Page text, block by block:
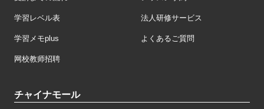
学習レベル表 法人研修サービス
学習メモplus よくあるご質問
网校教师招聘
チャイナモール